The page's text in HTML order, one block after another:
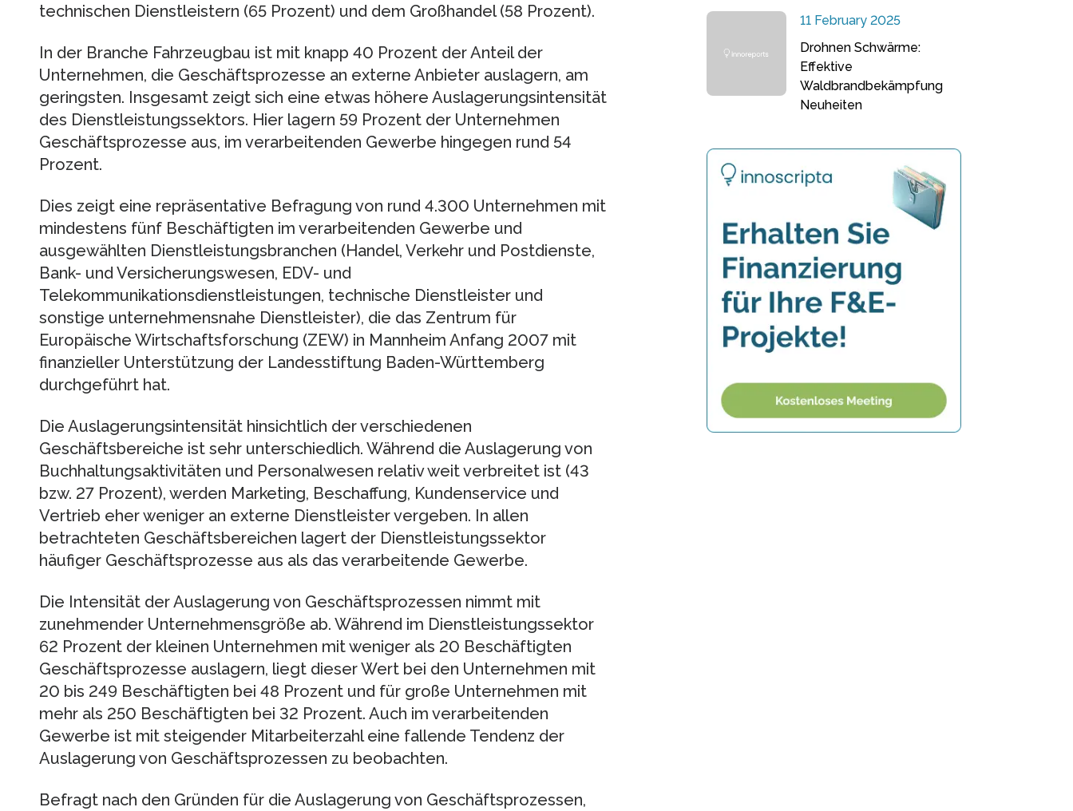
technischen Dienstleistern (65 Prozent) und dem Großhandel (58 Prozent).
In der Branche Fahrzeugbau ist mit knapp 40 Prozent der Anteil der
Unternehmen, die Geschäftsprozesse an externe Anbieter auslagern, am
geringsten. Insgesamt zeigt sich eine etwas höhere Auslagerungsintensität
des Dienstleistungssektors. Hier lagern 59 Prozent der Unternehmen
Geschäftsprozesse aus, im verarbeitenden Gewerbe hingegen rund 54
Prozent.
Dies zeigt eine repräsentative Befragung von rund 4.300 Unternehmen mit
mindestens fünf Beschäftigten im verarbeitenden Gewerbe und
ausgewählten Dienstleistungsbranchen (Handel, Verkehr und Postdienste,
Bank- und Versicherungswesen, EDV- und
Telekommunikationsdienstleistungen, technische Dienstleister und
sonstige unternehmensnahe Dienstleister), die das Zentrum für
Europäische Wirtschaftsforschung (ZEW) in Mannheim Anfang 2007 mit
finanzieller Unterstützung der Landesstiftung Baden-Württemberg
durchgeführt hat.
Die Auslagerungsintensität hinsichtlich der verschiedenen
Geschäftsbereiche ist sehr unterschiedlich. Während die Auslagerung von
Buchhaltungsaktivitäten und Personalwesen relativ weit verbreitet ist (43
bzw. 27 Prozent), werden Marketing, Beschaffung, Kundenservice und
Vertrieb eher weniger an externe Dienstleister vergeben. In allen
betrachteten Geschäftsbereichen lagert der Dienstleistungssektor
häufiger Geschäftsprozesse aus als das verarbeitende Gewerbe.
Die Intensität der Auslagerung von Geschäftsprozessen nimmt mit
zunehmender Unternehmensgröße ab. Während im Dienstleistungssektor
62 Prozent der kleinen Unternehmen mit weniger als 20 Beschäftigten
Geschäftsprozesse auslagern, liegt dieser Wert bei den Unternehmen mit
20 bis 249 Beschäftigten bei 48 Prozent und für große Unternehmen mit
mehr als 250 Beschäftigten bei 32 Prozent. Auch im verarbeitenden
Gewerbe ist mit steigender Mitarbeiterzahl eine fallende Tendenz der
Auslagerung von Geschäftsprozessen zu beobachten.
Befragt nach den Gründen für die Auslagerung von Geschäftsprozessen,
11 February 2025
Drohnen Schwärme:
Effektive
Waldbrandbekämpfung
Neuheiten